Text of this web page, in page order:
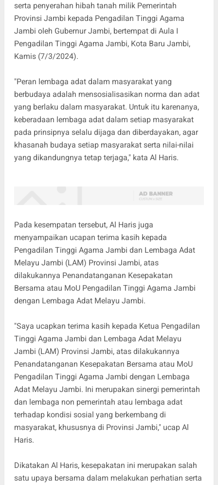
serta penyerahan hibah tanah milik Pemerintah
Provinsi Jambi kepada Pengadilan Tinggi Agama
Jambi oleh Gubernur Jambi, bertempat di Aula I
Pengadilan Tinggi Agama Jambi, Kota Baru Jambi,
Kamis (7/3/2024).
"Peran lembaga adat dalam masyarakat yang
berbudaya adalah mensosialisasikan norma dan adat
yang berlaku dalam masyarakat. Untuk itu karenanya,
keberadaan lembaga adat dalam setiap masyarakat
pada prinsipnya selalu dijaga dan diberdayakan, agar
khasanah budaya setiap masyarakat serta nilai-nilai
yang dikandungnya tetap terjaga," kata Al Haris.
Pada kesempatan tersebut, Al Haris juga
menyampaikan ucapan terima kasih kepada
Pengadilan Tinggi Agama Jambi dan Lembaga Adat
Melayu Jambi (LAM) Provinsi Jambi, atas
dilakukannya Penandatanganan Kesepakatan
Bersama atau MoU Pengadilan Tinggi Agama Jambi
dengan Lembaga Adat Melayu Jambi.
"Saya ucapkan terima kasih kepada Ketua Pengadilan
Tinggi Agama Jambi dan Lembaga Adat Melayu
Jambi (LAM) Provinsi Jambi, atas dilakukannya
Penandatanganan Kesepakatan Bersama atau MoU
Pengadilan Tinggi Agama Jambi dengan Lembaga
Adat Melayu Jambi. Ini merupakan sinergi pemerintah
dan lembaga non pemerintah atau lembaga adat
terhadap kondisi sosial yang berkembang di
masyarakat, khususnya di Provinsi Jambi," ucap Al
Haris.
Dikatakan Al Haris, kesepakatan ini merupakan salah
satu upaya bersama dalam melakukan perhatian serta